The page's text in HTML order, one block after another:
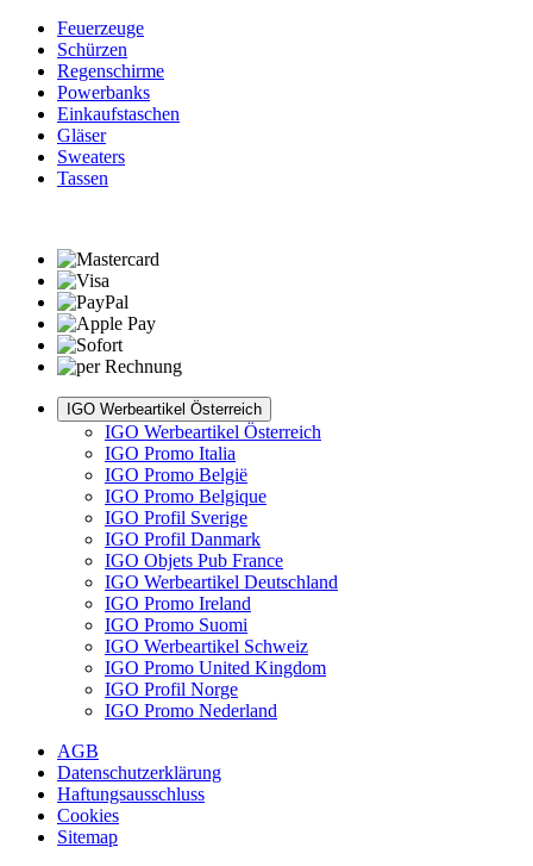
Feuerzeuge
Schürzen
Regenschirme
Powerbanks
Einkaufstaschen
Gläser
Sweaters
Tassen
IGO Werbeartikel Österreich
IGO Werbeartikel Österreich
IGO Promo Italia
IGO Promo België
IGO Promo Belgique
IGO Profil Sverige
IGO Profil Danmark
IGO Objets Pub France
IGO Werbeartikel Deutschland
IGO Promo Ireland
IGO Promo Suomi
IGO Werbeartikel Schweiz
IGO Promo United Kingdom
IGO Profil Norge
IGO Promo Nederland
AGB
Datenschutzerklärung
Haftungsausschluss
Cookies
Sitemap